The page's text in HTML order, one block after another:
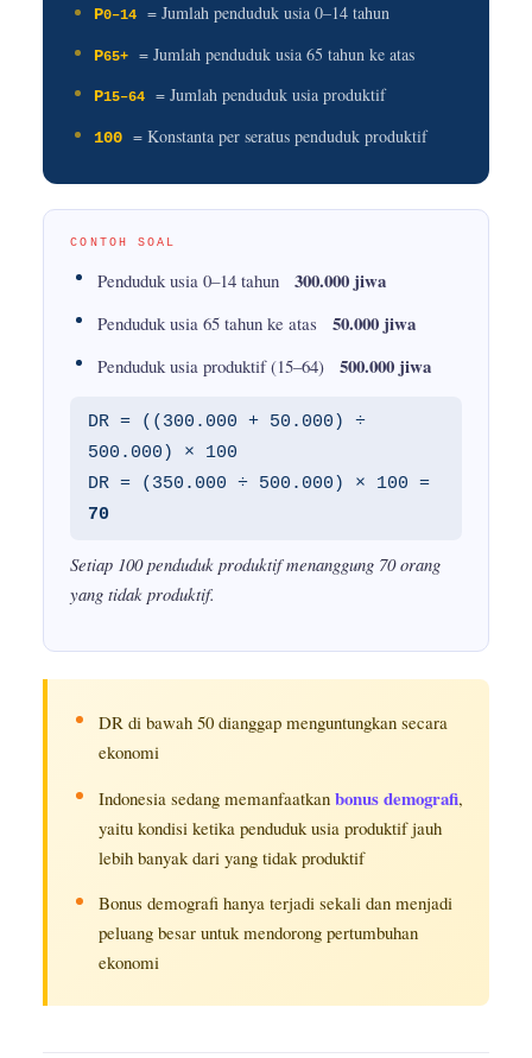
P0–14 = Jumlah penduduk usia 0–14 tahun
P65+ = Jumlah penduduk usia 65 tahun ke atas
P15–64 = Jumlah penduduk usia produktif
100 = Konstanta per seratus penduduk produktif
CONTOH SOAL
Penduduk usia 0–14 tahun 300.000 jiwa
Penduduk usia 65 tahun ke atas 50.000 jiwa
Penduduk usia produktif (15–64) 500.000 jiwa
DR = ((300.000 + 50.000) ÷
500.000) × 100
DR = (350.000 ÷ 500.000) × 100 =
70
Setiap 100 penduduk produktif menanggung 70 orang
yang tidak produktif.
DR di bawah 50 dianggap menguntungkan secara
ekonomi
Indonesia sedang memanfaatkanbonus demografi,
yaitu kondisi ketika penduduk usia produktif jauh
lebih banyak dari yang tidak produktif
Bonus demografi hanya terjadi sekali dan menjadi
peluang besar untuk mendorong pertumbuhan
ekonomi